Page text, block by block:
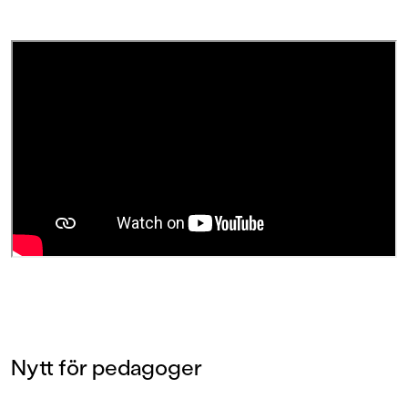
Nytt för pedagoger